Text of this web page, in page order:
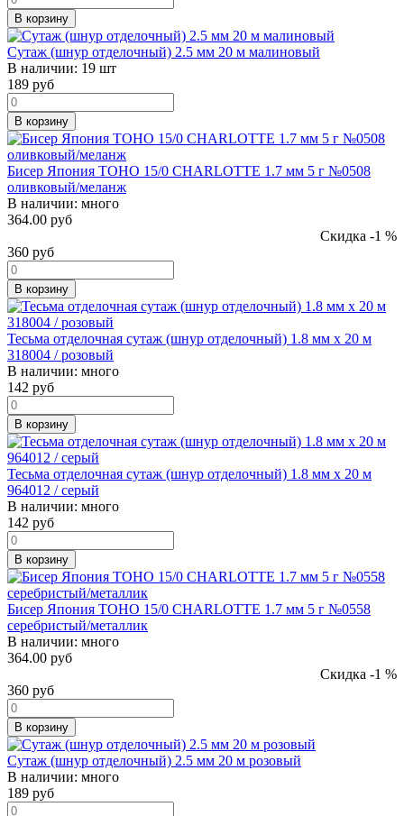
В корзину
Сутаж (шнур отделочный) 2.5 мм 20 м малиновый
В наличии: 19 шт
189 руб
В корзину
Бисер Япония TOHO 15/0 CHARLOTTE 1.7 мм 5 г №0508
оливковый/меланж
В наличии: много
364.00 руб
Скидка -1 %
360 руб
В корзину
Тесьма отделочная сутаж (шнур отделочный) 1.8 мм х 20 м
318004 / розовый
В наличии: много
142 руб
В корзину
Тесьма отделочная сутаж (шнур отделочный) 1.8 мм х 20 м
964012 / серый
В наличии: много
142 руб
В корзину
Бисер Япония TOHO 15/0 CHARLOTTE 1.7 мм 5 г №0558
серебристый/металлик
В наличии: много
364.00 руб
Скидка -1 %
360 руб
В корзину
Сутаж (шнур отделочный) 2.5 мм 20 м розовый
В наличии: много
189 руб